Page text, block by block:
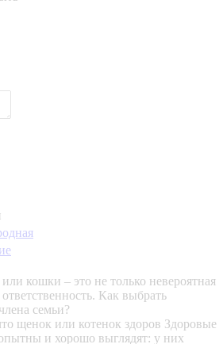
кошки – это не только невероятная
Как выбрать
семьи?
щенок или котенок здоров Здоровые
и хорошо выглядят: у них